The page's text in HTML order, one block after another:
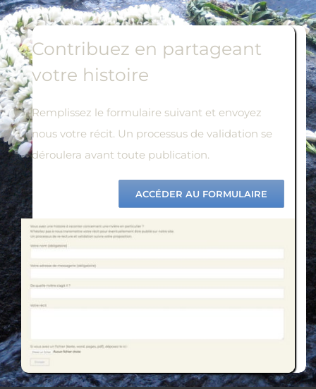
Contribuez en partageant
votre histoire
Remplissez le formulaire suivant et envoyez
nous votre récit. Un processus de validation se
déroulera avant toute publication.
ACCÉDER AU FORMULAIRE